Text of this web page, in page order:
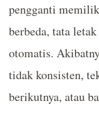
pengganti
berbeda, tata
otomatis.
tidak konsisten,
berikutnya, atau